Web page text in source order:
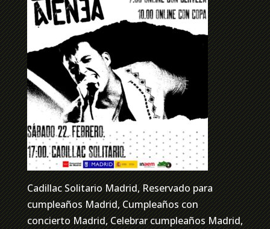
Cadillac Solitario Madrid, Reservado para
cumpleaños Madrid, Cumpleaños con
concierto Madrid, Celebrar cumpleaños Madrid,